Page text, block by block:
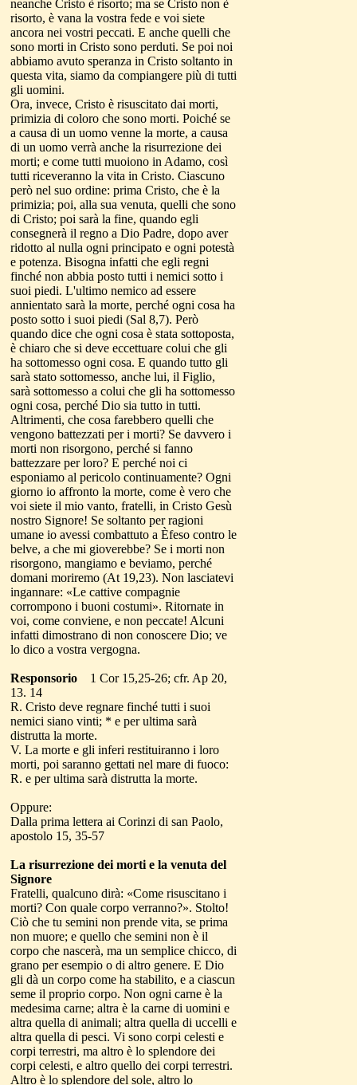
neanche Cristo è risorto; ma se Cristo non è
risorto, è vana la vostra fede e voi siete
ancora nei vostri peccati. E anche quelli che
sono morti in Cristo sono perduti. Se poi noi
abbiamo avuto speranza in Cristo soltanto in
questa vita, siamo da compiangere più di tutti
gli uomini.
Ora, invece, Cristo è risuscitato dai morti,
primizia di coloro che sono morti. Poiché se
a causa di un uomo venne la morte, a causa
di un uomo verrà anche la risurrezione dei
morti; e come tutti muoiono in Adamo, così
tutti riceveranno la vita in Cristo. Ciascuno
però nel suo ordine: prima Cristo, che è la
primizia; poi, alla sua venuta, quelli che sono
di Cristo; poi sarà la fine, quando egli
consegnerà il regno a Dio Padre, dopo aver
ridotto al nulla ogni principato e ogni potestà
e potenza. Bisogna infatti che egli regni
finché non abbia posto tutti i nemici sotto i
suoi piedi. L'ultimo nemico ad essere
annientato sarà la morte, perché ogni cosa ha
posto sotto i suoi piedi (Sal 8,7). Però
quando dice che ogni cosa è stata sottoposta,
è chiaro che si deve eccettuare colui che gli
ha sottomesso ogni cosa. E quando tutto gli
sarà stato sottomesso, anche lui, il Figlio,
sarà sottomesso a colui che gli ha sottomesso
ogni cosa, perché Dio sia tutto in tutti.
Altrimenti, che cosa farebbero quelli che
vengono battezzati per i morti? Se davvero i
morti non risorgono, perché si fanno
battezzare per loro? E perché noi ci
esponiamo al pericolo continuamente? Ogni
giorno io affronto la morte, come è vero che
voi siete il mio vanto, fratelli, in Cristo Gesù
nostro Signore! Se soltanto per ragioni
umane io avessi combattuto a Èfeso contro le
belve, a che mi gioverebbe? Se i morti non
risorgono, mangiamo e beviamo, perché
domani moriremo (At 19,23). Non lasciatevi
ingannare: «Le cattive compagnie
corrompono i buoni costumi». Ritornate in
voi, come conviene, e non peccate! Alcuni
infatti dimostrano di non conoscere Dio; ve
lo dico a vostra vergogna.
Responsorio
1 Cor 15,25-26; cfr. Ap 20,
13. 14
R. Cristo deve regnare finché tutti i suoi
nemici siano vinti; * e per ultima sarà
distrutta la morte.
V. La morte e gli inferi restituiranno i loro
morti, poi saranno gettati nel mare di fuoco:
R. e per ultima sarà distrutta la morte.
Oppure:
Dalla prima lettera ai Corinzi di san Paolo,
apostolo 15, 35-57
La risurrezione dei morti e la venuta del
Signore
Fratelli, qualcuno dirà: «Come risuscitano i
morti? Con quale corpo verranno?». Stolto!
Ciò che tu semini non prende vita, se prima
non muore; e quello che semini non è il
corpo che nascerà, ma un semplice chicco, di
grano per esempio o di altro genere. E Dio
gli dà un corpo come ha stabilito, e a ciascun
seme il proprio corpo. Non ogni carne è la
medesima carne; altra è la carne di uomini e
altra quella di animali; altra quella di uccelli e
altra quella di pesci. Vi sono corpi celesti e
corpi terrestri, ma altro è lo splendore dei
corpi celesti, e altro quello dei corpi terrestri.
Altro è lo splendore del sole, altro lo